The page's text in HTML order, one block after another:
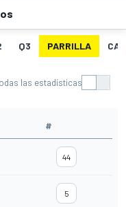
Q3 PARRILLA
las estadísticas
#
44
5